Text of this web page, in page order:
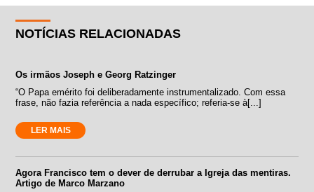
NOTÍCIAS RELACIONADAS
Os irmãos Joseph e Georg Ratzinger
“O Papa emérito foi deliberadamente instrumentalizado. Com essa
frase, não fazia referência a nada específico; referia-se à[...]
LER MAIS
Agora Francisco tem o dever de derrubar a Igreja das mentiras.
Artigo de Marco Marzano